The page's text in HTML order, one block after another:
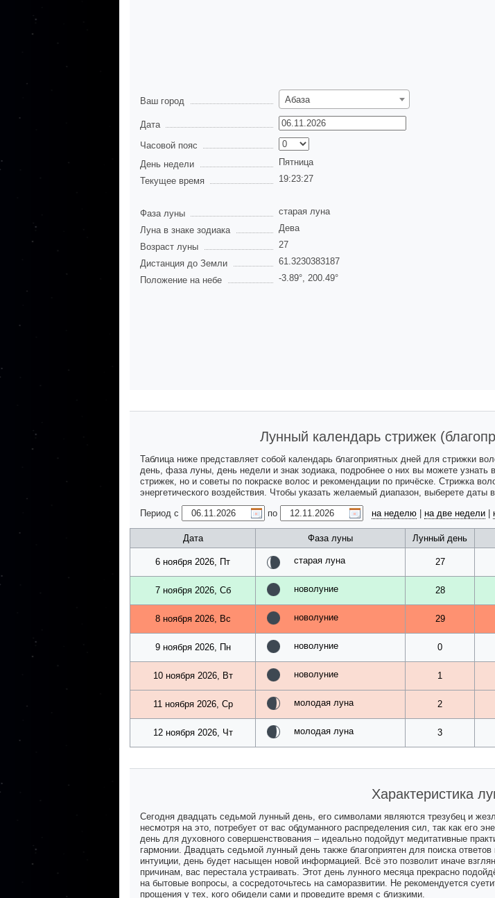
Ваш город Абаза
Дата
Часовой пояс
День недели
Пятница
Текущее время
19:23:27
Фаза луны
старая луна
Луна в знаке зодиака
Дева
Возраст луны
27
Дистанция до Земли
61.3230383187
Положение на небе
-3.89°, 200.49°
Лунный календарь стрижек
Таблица ниже представляет собой календарь благоприятных дней для стрижки
день, фаза луны, день недели и знак зодиака, подробнее о них вы можете
стрижек, но и советы по покраске волос и рекомендации по причёске. Стрижка
энергетического воздействия. Чтобы указать желаемый диапазон, выберете даты
Период с
по на неделю на две недели
Дата Фаза луны Лунный день
6 ноября 2026, Пт старая луна 27
7 ноября 2026, Сб новолуние 28
8 ноября 2026, Вс новолуние 29
9 ноября 2026, Пн новолуние 0
10 ноября 2026, Вт новолуние 1
11 ноября 2026, Ср молодая луна 2
12 ноября 2026, Чт молодая луна 3
Характеристика
Сегодня двадцать седьмой лунный день, его символами являются трезубец и
несмотря на это, потребует от вас обдуманного распределения сил, так как его
день для духовного совершенствования – идеально подойдут медитативные
гармонии. Двадцать седьмой лунный день также благоприятен для поиска
интуиции, день будет насыщен новой информацией. Всё это позволит иначе
причинам, вас перестала устраивать. Этот день лунного месяца прекрасно
на бытовые вопросы, а сосредоточьтесь на саморазвитии. Не рекомендуется
прощения у тех, кого обидели сами и проведите время с близкими.